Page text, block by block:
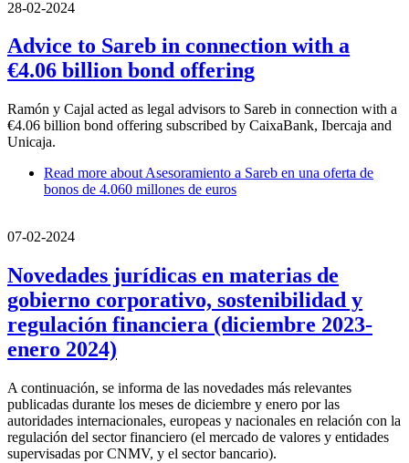
28-02-2024
Advice to Sareb in connection with a
€4.06 billion bond offering
Ramón y Cajal acted as legal advisors to Sareb in connection with a
€4.06 billion bond offering subscribed by CaixaBank, Ibercaja and
Unicaja.
Read more about Asesoramiento a Sareb en una oferta de
bonos de 4.060 millones de euros
07-02-2024
Novedades jurídicas en materias de
gobierno corporativo, sostenibilidad y
regulación financiera (diciembre 2023-
enero 2024)
A continuación, se informa de las novedades más relevantes
publicadas durante los meses de diciembre y enero por las
autoridades internacionales, europeas y nacionales en relación con la
regulación del sector financiero (el mercado de valores y entidades
supervisadas por CNMV, y el sector bancario).